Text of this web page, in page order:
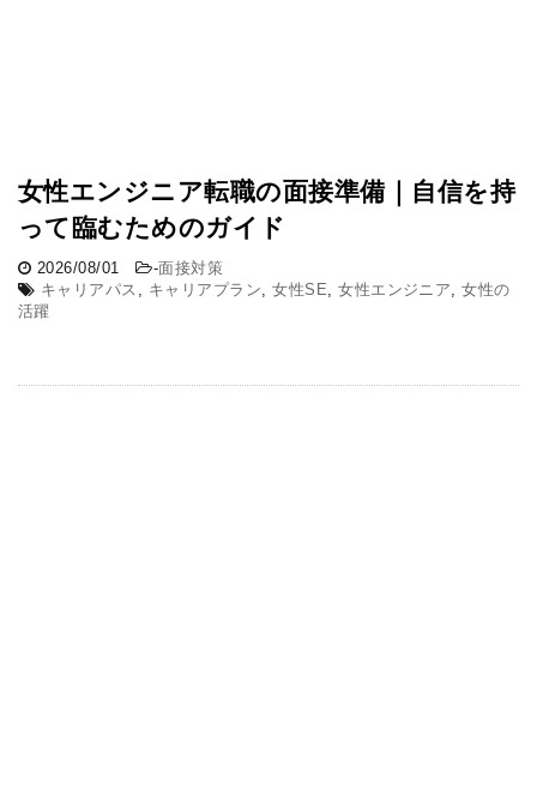
女性エンジニア転職の面接準備｜自信を持
って臨むためのガイド
2026/08/01 -面接対策
キャリアパス
キャリアプラン ,女性SE ,女性エンジニア ,女性の
活躍